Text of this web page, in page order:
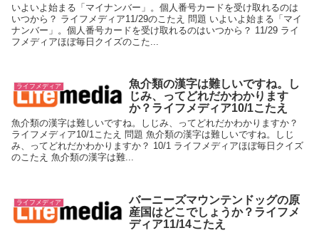
いよいよ始まる「マイナンバー」。個人番号カードを受け取れるのは
いつから？ ライフメディア11/29のこたえ 問題 いよいよ始まる「マイ
ナンバー」。個人番号カードを受け取れるのはいつから？ 11/29 ライ
フメディアほぼ毎日クイズのこた...
ライフメディア
魚介類の漢字は難しいですね。し
じみ、ってどれだかわかります
か？ライフメディア10/1こたえ
魚介類の漢字は難しいですね。しじみ、ってどれだかわかりますか？
ライフメディア10/1こたえ 問題 魚介類の漢字は難しいですね。しじ
み、ってどれだかわかりますか？ 10/1 ライフメディアほぼ毎日クイズ
のこたえ 魚介類の漢字は難...
ライフメディア
バーニーズマウンテンドッグの原
産国はどこでしょうか？ライフメ
ディア11/14こたえ